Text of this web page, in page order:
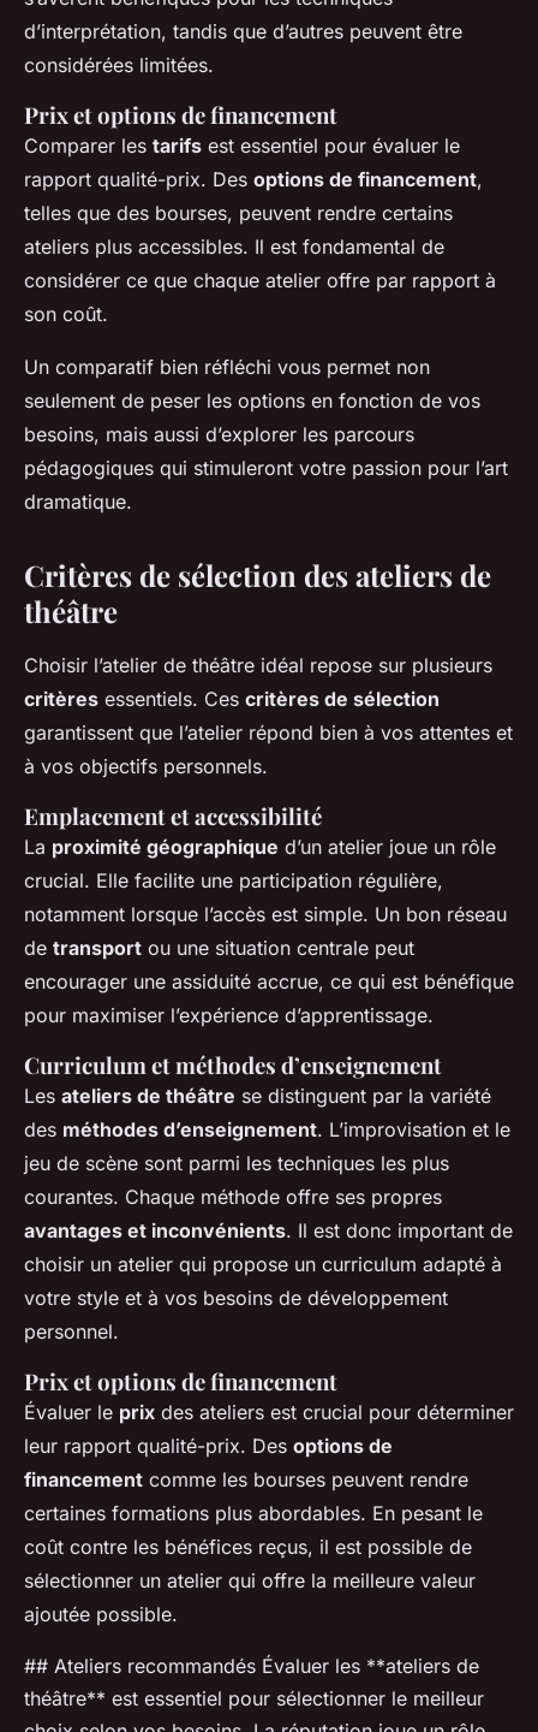
d’interprétation, tandis que d’autres peuvent être
considérées limitées.
Prix et options de financement
Comparer les tarifs est essentiel pour évaluer le
rapport qualité-prix. Des options de financement,
telles que des bourses, peuvent rendre certains
ateliers plus accessibles. Il est fondamental de
considérer ce que chaque atelier offre par rapport à
son coût.
Un comparatif bien réfléchi vous permet non
seulement de peser les options en fonction de vos
besoins, mais aussi d’explorer les parcours
pédagogiques qui stimuleront votre passion pour l’art
dramatique.
Critères de sélection des ateliers de
théâtre
Choisir l’atelier de théâtre idéal repose sur plusieurs
critères essentiels. Ces critères de sélection
garantissent que l’atelier répond bien à vos attentes et
à vos objectifs personnels.
Emplacement et accessibilité
La proximité géographique d’un atelier joue un rôle
crucial. Elle facilite une participation régulière,
notamment lorsque l’accès est simple. Un bon réseau
de transport ou une situation centrale peut
encourager une assiduité accrue, ce qui est bénéfique
pour maximiser l’expérience d’apprentissage.
Curriculum et méthodes d’enseignement
Les ateliers de théâtre se distinguent par la variété
des méthodes d’enseignement. L’improvisation et le
jeu de scène sont parmi les techniques les plus
courantes. Chaque méthode offre ses propres
avantages et inconvénients. Il est donc important de
choisir un atelier qui propose un curriculum adapté à
votre style et à vos besoins de développement
personnel.
Prix et options de financement
Évaluer le prix des ateliers est crucial pour déterminer
leur rapport qualité-prix. Des options de
financement comme les bourses peuvent rendre
certaines formations plus abordables. En pesant le
coût contre les bénéfices reçus, il est possible de
sélectionner un atelier qui offre la meilleure valeur
ajoutée possible.
## Ateliers recommandés Évaluer les **ateliers de
théâtre** est essentiel pour sélectionner le meilleur